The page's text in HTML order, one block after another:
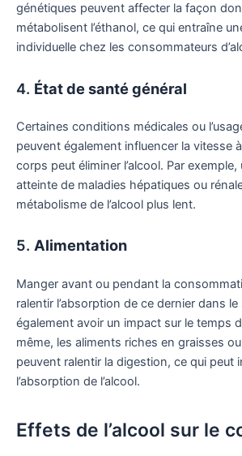
génétiques peuvent affecter la façon
métabolisent l’éthanol, ce qui entraîne
individuelle chez les consommateurs
4. État de santé général
Certaines conditions médicales ou
peuvent également influencer la vitesse
corps peut éliminer l’alcool. Par
atteinte de maladies hépatiques ou
métabolisme de l’alcool plus lent.
5. Alimentation
Manger avant ou pendant la
ralentir l’absorption de ce dernier dans
également avoir un impact sur le temps
même, les aliments riches en graisses
peuvent ralentir la digestion, ce qui peut
l’absorption de l’alcool.
Effets de l’alcool sur le